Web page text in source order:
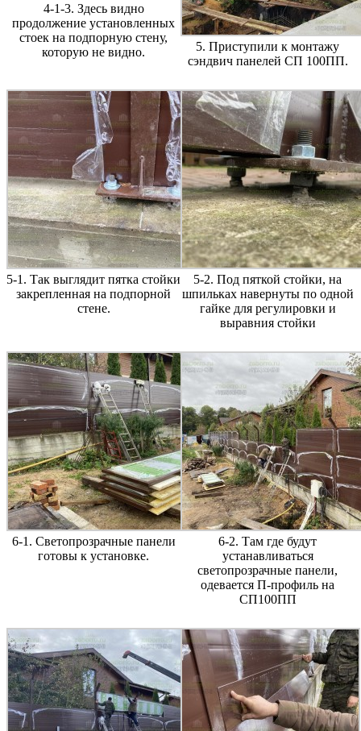
4-1-3. Здесь видно
продолжение установленных
стоек на подпорную стену,
которую не видно.
5. Приступили к монтажу
сэндвич панелей СП 100ПП.
5-1. Так выглядит пятка стойки
закрепленная на подпорной
стене.
5-2. Под пяткой стойки, на
шпильках навернуты по одной
гайке для регулировки и
выравния стойки
6-1. Светопрозрачные панели
готовы к установке.
6-2. Там где будут
устанавливаться
светопрозрачные панели,
одевается П-профиль на
СП100ПП